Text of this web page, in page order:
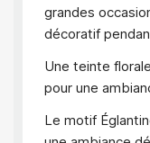
grandes
décoratif
Une teinte
pour une
Le motif